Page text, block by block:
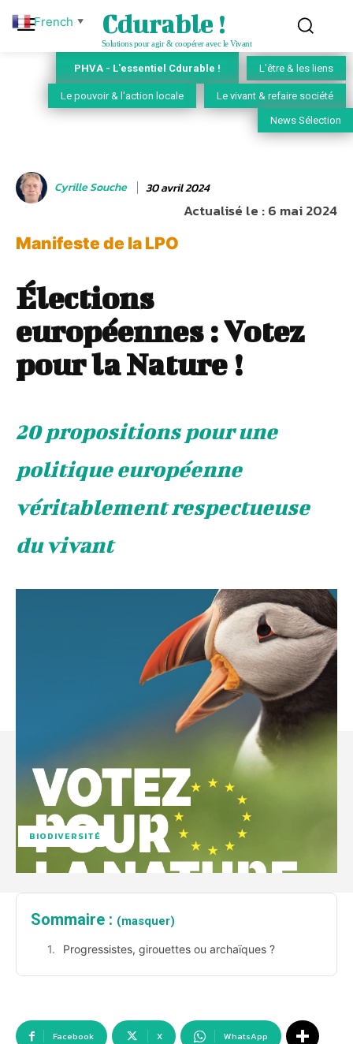
Cdurable !
Solutions pour agir & coopérer avec le Vivant
PHVA - L'essentiel Cdurable ! L'être & les liens
Le pouvoir & l'action locale Le vivant & refaire société
News Sélection
Cyrille Souche 30 avril 2024
Actualisé le :6 mai 2024
Manifeste de la LPO
Élections
européennes : Votez
pour la Nature !
20 propositions pour une
politique européenne
véritablement respectueuse
du vivant
BIODIVERSITÉ
Sommaire : (masquer)
Progressistes, girouettes ou archaïques ?
Facebook X WhatsApp
French ▼